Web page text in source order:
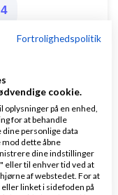
4
-
kl. 06:37
1 svar
Fortrolighedspolitik
cookie.
oplysninger på en enhed,
for at behandle
personlige data
dette åbne
dine indstillinger
eller til enhver tid ved at
af webstedet. For at
linket i sidefoden på